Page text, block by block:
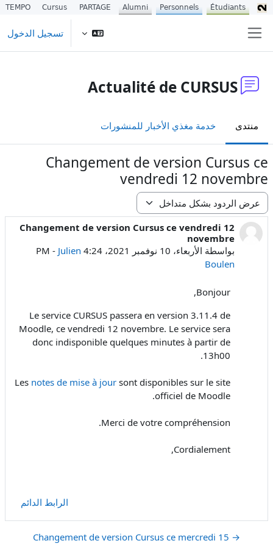
تسجيل الدخول
Actualité de CURSUS
منتدى خدمة مغذي الأخبار للمنشورات
Changement de version Cursus ce
vendredi 12 novembre
نمط العرض
Changement de version Cursus ce vendredi 12
novembre
بواسطة الأربعاء، 10 نوفمبر 2021، 4:24 PM - Julien
Boulen
عدد الردود: 0
Bonjour,
Le service CURSUS passera en version 3.11.4 de
Moodle, ce vendredi 12 novembre. Le service sera
donc indisponible quelques minutes à partir de
13h00.
Les notes de mise à jour sont disponibles sur le site
officiel de Moodle.
Merci de votre compréhension.
Cordialement,
الرابط الدائم
→ Changement de version Cursus ce mercredi 15
Étudiants
Personnels
Alumni
PARTAGE
Cursus
TEMPO